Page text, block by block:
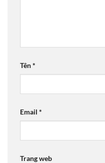
Tên*
Email *
Trang web